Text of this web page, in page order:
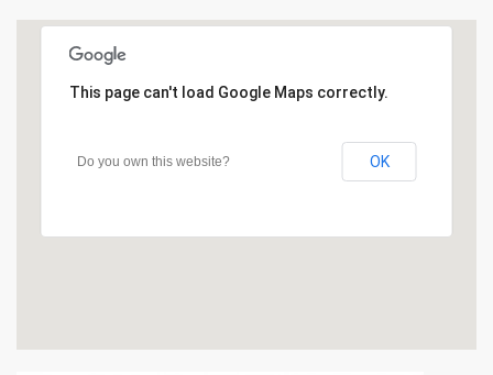
This page can't load Google Maps correctly.
Do you own this website? OK